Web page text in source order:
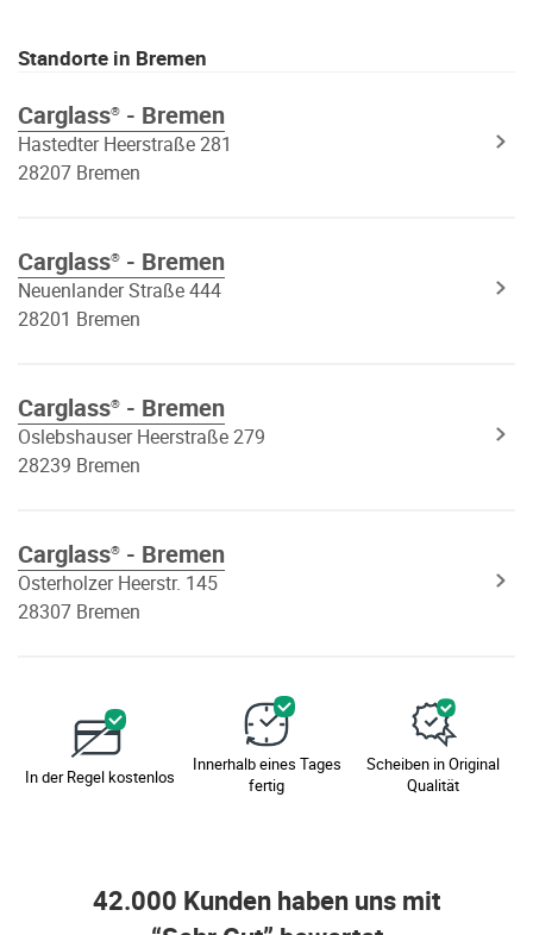
Standorte in Bremen
Carglass® - Bremen
Hastedter Heerstraße 281
28207 Bremen
Carglass® - Bremen
Neuenlander Straße 444
28201 Bremen
Carglass® - Bremen
Oslebshauser Heerstraße 279
28239 Bremen
Carglass® - Bremen
Osterholzer Heerstr. 145
28307 Bremen
In der Regel kostenlos
Innerhalb eines Tages
fertig
Scheiben in Original
Qualität
42.000 Kunden haben uns mit